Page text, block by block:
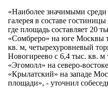
«Наиболее значимыми среди
галерея в составе
где площадь составляет 20
«Сомбреро» на юге Москвы
кв. м, четырехуровневый
Новогиреево с 6,4 тыс. кв.
«Эгомолл» на северо-
«Крылатский» на западе
площади», - уточнил